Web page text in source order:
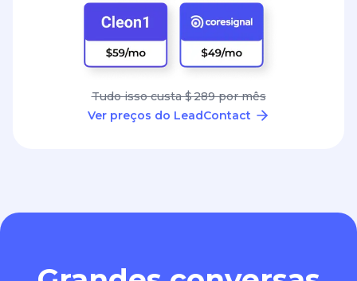
Tudo isso custa $ 289 por mês
Ver preços do LeadContact